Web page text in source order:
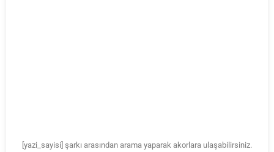
[yazi_sayisi] şarkı arasından arama yaparak akorlara ulaşabilirsiniz.